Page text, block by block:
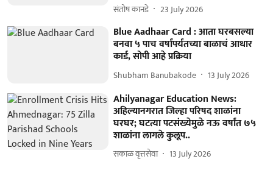
संतोष कानडे 23 July 2026
Blue Aadhaar Card : आता घरबसल्या
बनवा ५ पाच वर्षांपर्यंतच्या बाळाचं आधार
कार्ड, सोपी आहे प्रक्रिया
Shubham Banubakode 13 July 2026
Ahilyanagar Education News:
अहिल्यानगरात जिल्हा परिषद शाळांना
घरघर; घटत्या पटसंख्येमुळे नऊ वर्षांत ७५
शाळांना लागले कुलूप..
सकाळ वृत्तसेवा 13 July 2026